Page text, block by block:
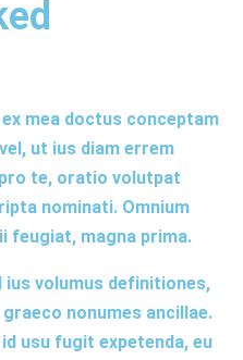
mea doctus conceptam
ut ius diam errem
te, oratio volutpat
nominati. Omnium
feugiat, magna prima.
ius volumus definitiones,
nonumes ancillae.
usu fugit expetenda, eu